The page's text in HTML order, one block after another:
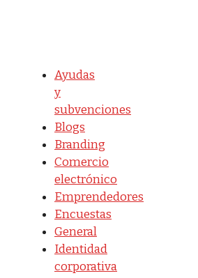
Ayudas
y
subvenciones
Blogs
Branding
Comercio
electrónico
Emprendedores
Encuestas
General
Identidad
corporativa